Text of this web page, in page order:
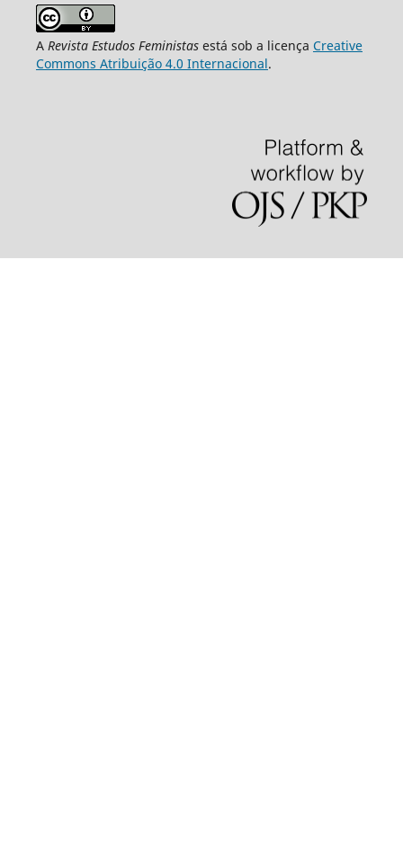
A Revista Estudos Feministasestá sob a licença Creative
Commons Atribuição 4.0 Internacional.